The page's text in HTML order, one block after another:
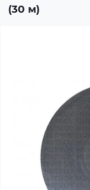
(30 м)